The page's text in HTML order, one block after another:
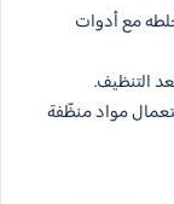
مع أدوات
التنظيف.
مواد منظّفة